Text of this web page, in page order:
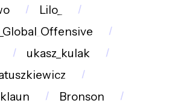
Lilo_
ukasz_kulak
klaun
Bronson